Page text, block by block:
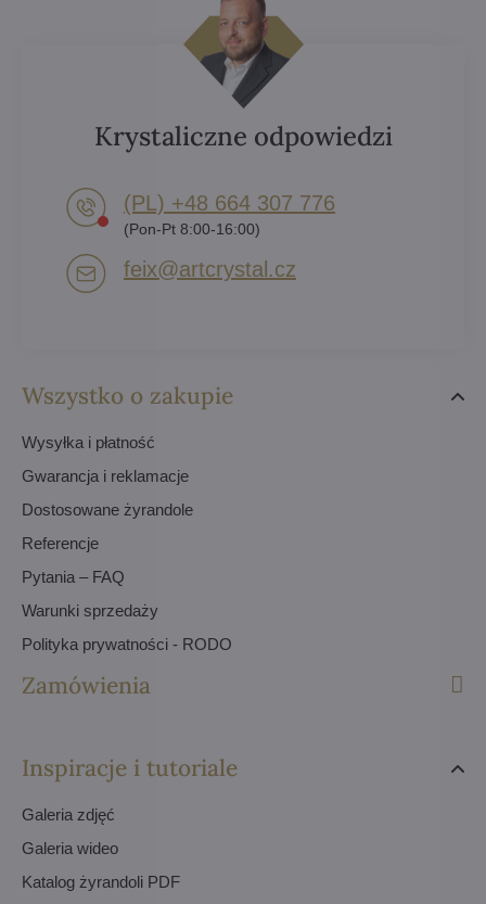
Wszystko o zakupie
Wysyłka i płatność
Gwarancja i reklamacje
Dostosowane żyrandole
Referencje
Pytania – FAQ
Warunki sprzedaży
Polityka prywatności - RODO
Zamówienia
Inspiracje i tutoriale
Galeria zdjęć
Galeria wideo
Katalog żyrandoli PDF
Krystaliczne odpowiedzi
(PL) +48 664 307 776
(Pon-Pt 8:00-16:00)
feix​@artcrystal​.cz